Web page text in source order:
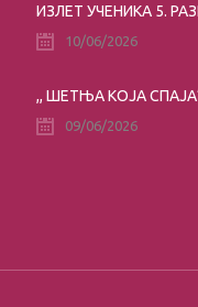
ИЗЛЕТ УЧЕНИКА 5.
10/06/2026
,, ШЕТЊА КОЈА
09/06/2026